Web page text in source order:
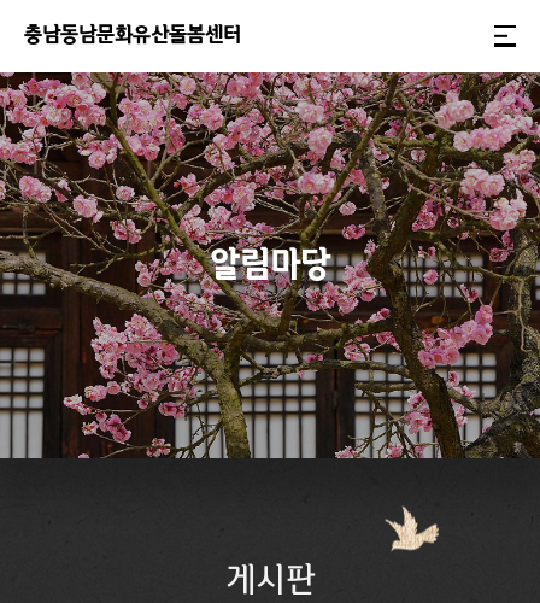
충남동남문화유산돌봄센터
알림마당
게시판